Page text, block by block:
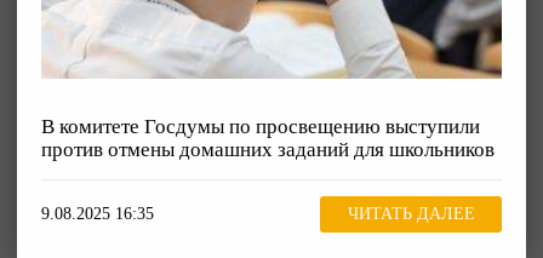
В комитете Госдумы по просвещению выступили
против отмены домашних заданий для школьников
9.08.2025 16:35 ЧИТАТЬ ДАЛЕЕ